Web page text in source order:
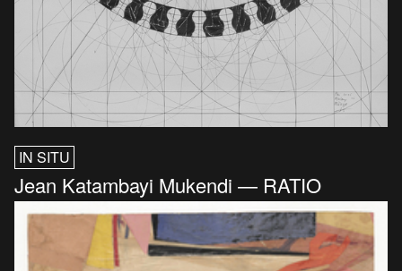
IN SITU
Jean Katambayi Mukendi — RATIO